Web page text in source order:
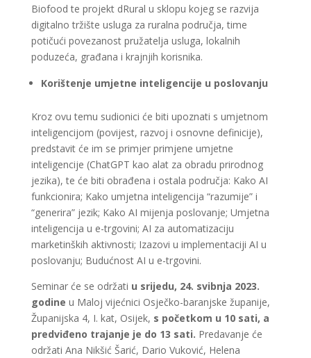
Biofood te projekt dRural u sklopu kojeg se razvija
digitalno tržište usluga za ruralna područja, time
potičući povezanost pružatelja usluga, lokalnih
poduzeća, građana i krajnjih korisnika.
Korištenje umjetne inteligencije u poslovanju
Kroz ovu temu sudionici će biti upoznati s umjetnom
inteligencijom (povijest, razvoj i osnovne definicije),
predstavit će im se primjer primjene umjetne
inteligencije (ChatGPT kao alat za obradu prirodnog
jezika), te će biti obrađena i ostala područja: Kako AI
funkcionira; Kako umjetna inteligencija “razumije” i
“generira” jezik; Kako AI mijenja poslovanje; Umjetna
inteligencija u e-trgovini; AI za automatizaciju
marketinških aktivnosti; Izazovi u implementaciji AI u
poslovanju; Budućnost AI u e-trgovini.
Seminar će se održati u srijedu, 24. svibnja 2023.
godine u Maloj vijećnici Osječko-baranjske županije,
Županijska 4, I. kat, Osijek, s početkom u 10 sati, a
predviđeno trajanje je do 13 sati. Predavanje će
održati Ana Nikšić Šarić, Dario Vuković, Helena